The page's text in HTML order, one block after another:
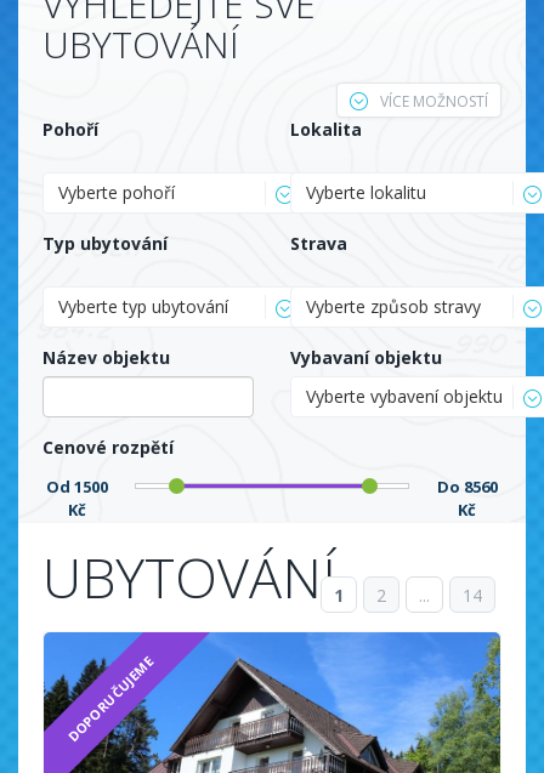
UBYTOVÁNÍ
VÍCE MOŽNOSTÍ
Pohoří
Vyberte pohoří
Lokalita
Vyberte lokalitu
Typ ubytování
Vyberte typ ubytování
Strava
Vyberte způsob stravy
Název objektu
Vybavaní objektu
Vyberte vybavení objektu
Cenové rozpětí
Od 1500
Kč
Do 8560
Kč
UBYTOVÁNÍ1 2 ... 14
DOPORUČUJEME